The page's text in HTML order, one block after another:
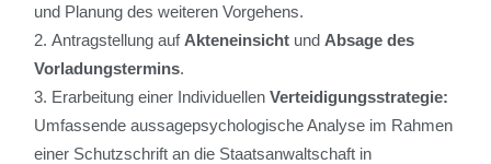
und Planung des weiteren Vorgehens.
Antragstellung auf Akteneinsicht und Absage des
Vorladungstermins.
Erarbeitung einer IndividuellenVerteidigungsstrategie:
Umfassende aussagepsychologische Analyse im Rahmen
einer Schutzschrift an die Staatsanwaltschaft in